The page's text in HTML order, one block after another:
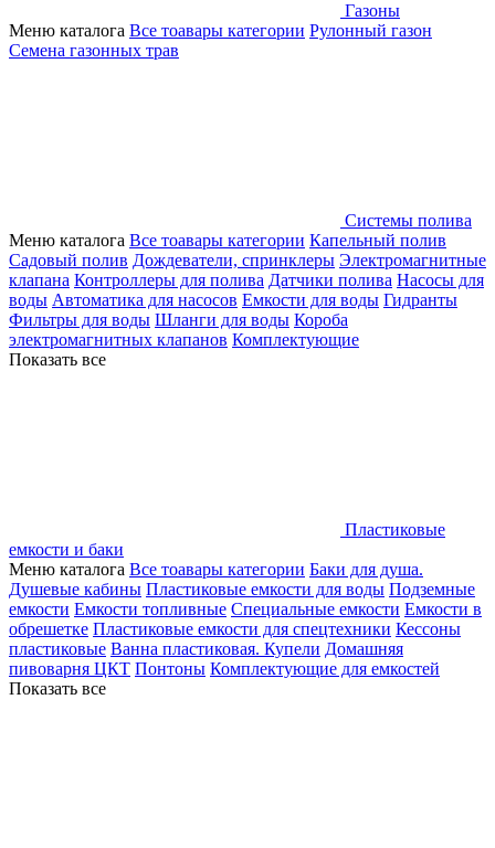
Газоны
Меню каталога Все тоавары категории Рулонный газон
Семена газонных трав
Системы полива
Меню каталога Все тоавары категории Капельный полив
Садовый полив Дождеватели, спринклеры Электромагнитные
клапана Контроллеры для полива Датчики полива Насосы для
воды Автоматика для насосов Емкости для воды Гидранты
Фильтры для воды Шланги для воды Короба
электромагнитных клапанов Комплектующие
Показать все
Пластиковые
емкости и баки
Меню каталога Все тоавары категории Баки для душа.
Душевые кабины Пластиковые емкости для воды Подземные
емкости Емкости топливные Специальные емкости Емкости в
обрешетке Пластиковые емкости для спецтехники Кессоны
пластиковые Ванна пластиковая. Купели Домашняя
пивоварня ЦКТ Понтоны Комплектующие для емкостей
Показать все